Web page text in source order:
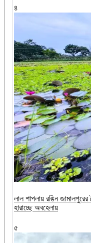
৪
লাল শাপলায় রঙিন জামালপুরের
হারাচ্ছে অবহেলায়
৫